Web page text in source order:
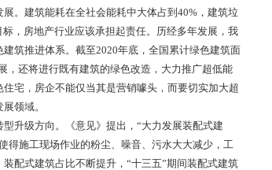
。建筑能耗在全社会能耗中大体占到40%，建筑垃
，房地产行业应该承担起责任。历经多年发展，我
筑推进体系。截至2020年底，全国累计绿色建筑面
，还将进行既有建筑的绿色改造，大力推广超低能
宅，房企不能仅当其是营销噱头，而要切实加大超
领域。
升级方向。《意见》提出，“大力发展装配式建
得施工现场作业的粉尘、噪音、污水大大减少，工
配式建筑占比不断提升，“十三五”期间装配式建筑